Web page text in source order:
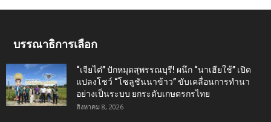
บรรณาธิการเลือก
“เจียไต๋” ปักหมุดสุพรรณบุรี! ผนึก “นาเฮียใช้” เปิด
แปลงโชว์ “โซลูชันนาข้าว” ขับเคลื่อนการทำนา
อย่างเป็นระบบ ยกระดับเกษตรกรไทย
สิงหาคม 8, 2026